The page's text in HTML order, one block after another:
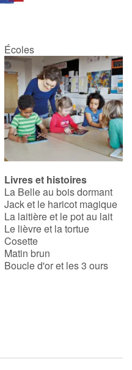
Écoles
Livres et histoires
La Belle au bois dormant
Jack et le haricot magique
La laitière et le pot au lait
Le lièvre et la tortue
Cosette
Matin brun
Boucle d'or et les 3 ours